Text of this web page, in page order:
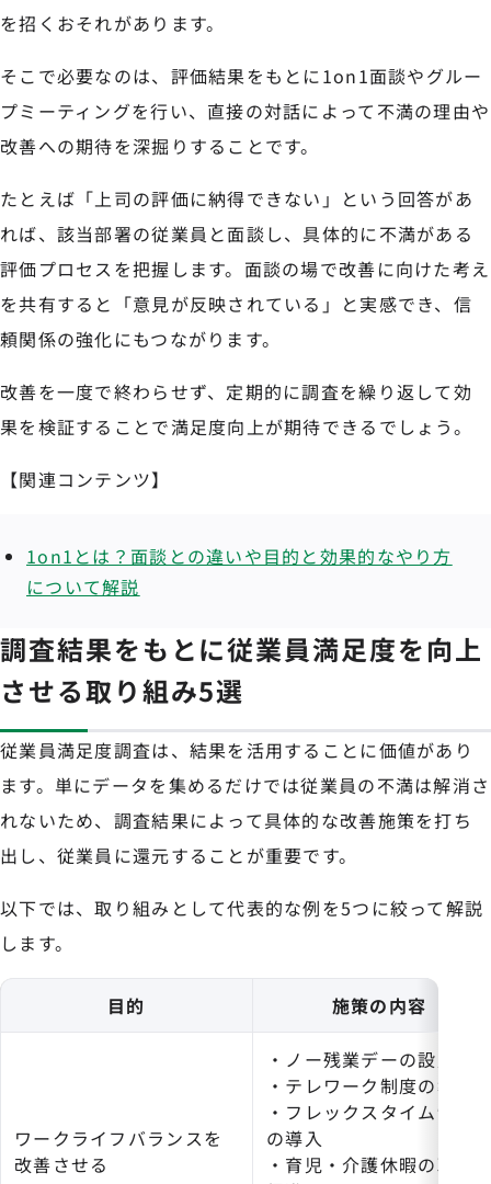
を招くおそれがあります。
そこで必要なのは、評価結果をもとに1on1面談やグルー
プミーティングを行い、直接の対話によって不満の理由や
改善への期待を深掘りすることです。
たとえば「上司の評価に納得できない」という回答があ
れば、該当部署の従業員と面談し、具体的に不満がある
評価プロセスを把握します。面談の場で改善に向けた考え
を共有すると「意見が反映されている」と実感でき、信
頼関係の強化にもつながります。
改善を一度で終わらせず、定期的に調査を繰り返して効
果を検証することで満足度向上が期待できるでしょう。
【関連コンテンツ】
1on1とは？面談との違いや目的と効果的なやり方
について解説
調査結果をもとに従業員満足度を向上
させる取り組み5選
従業員満足度調査は、結果を活用することに価値があり
ます。単にデータを集めるだけでは従業員の不満は解消さ
れないため、調査結果によって具体的な改善施策を打ち
出し、従業員に還元することが重要です。
以下では、取り組みとして代表的な例を5つに絞って解説
します。
目的 施策の内容
ワークライフバランスを
改善させる
・ノー残業デーの設定
・テレワーク制度の導入
・フレックスタイム制度
の導入
・育児・介護休暇の取得